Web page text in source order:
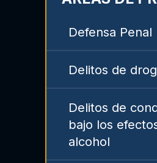
Defensa Penal
Delitos de
Delitos de
bajo los
alcohol